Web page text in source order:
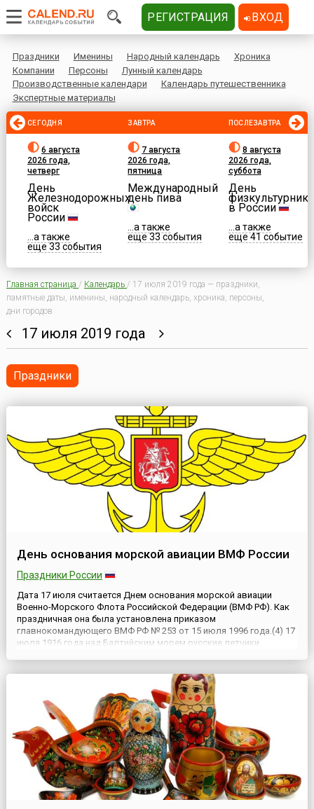
Праздники Именины Народный календарь
Хроника
Компании
Персоны
Лунный календарь
Производственные календари
Календарь путешественника
Экспертные материалы
СЕГОДНЯ
6 августа
2026 года,
четверг
День
Железнодорожных
войск
России
...а также
еще 33 события
ЗАВТРА
7 августа
2026 года,
пятница
Международный
день пива
...а также
еще 33 события
ПОСЛЕЗАВТРА
8 августа
2026 года,
суббота
День
физкультурника
в России
...а также
еще 41 событие
Главная страница / Календарь / 17 июля 2019 года — праздники,
памятные даты, именины, народный календарь, хроника, персоны,
дни городов
17 июля 2019 года
Праздники
День основания морской авиации ВМФ России
Праздники России
Дата 17 июля считается Днем основания морской авиации
Военно-Морского Флота Российской Федерации (ВМФ РФ). Как
праздничная она была установлена приказом
главнокомандующего ВМФ РФ № 253 от 15 июля 1996 года.(4) 17
июля 1916 года над Балтийским морем русские летчики
РЕГИСТРАЦИЯ ВХОД